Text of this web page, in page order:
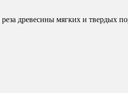
древесины мягких и твердых